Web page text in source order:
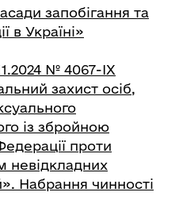
запобігання та
в Україні»
№ 4067-ІХ
захист осіб,
із збройною
проти
невідкладних
Набрання чинності